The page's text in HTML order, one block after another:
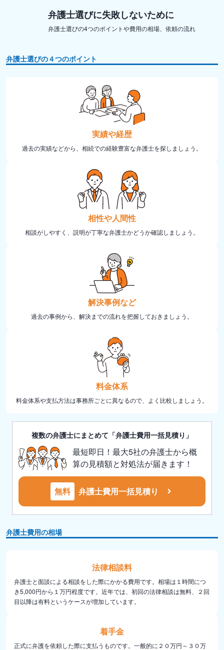
弁護士選びに失敗しないために
弁護士選びの4つのポイントや費用の相場、依頼の流れ
弁護士選びの４つのポイント
実績や経歴
過去の実績などから、相続での経験豊富な弁護士を探しましょう。
相性や人間性
相談がしやすく、説明が丁寧な弁護士かどうか確認しましょう。
解決事例など
過去の事例から、解決までの流れを把握しておきましょう。
料金体系
料金体系や支払方法は事務所ごとに異なるので、よく比較しましょう。
複数の弁護士にまとめて「弁護士費用一括見積り」
最短即日！最大5社の弁護士から概
算の見積額と対処法が届きます！
無料 弁護士費用一括見積り
弁護士費用の相場
法律相談料
弁護士と面談による相談をした際にかかる費用です。相場は１時間につ
き5,000円から１万円程度です。近年では、初回の法律相談は無料、２回
目以降は有料というケースが増加しています。
着手金
正式に弁護を依頼した際に支払うものです。一般的に２０万円～３０万